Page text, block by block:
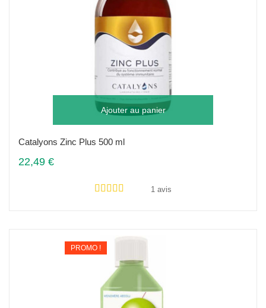
Ajouter au panier
Catalyons Zinc Plus 500 ml
22,49 €
1 avis
PROMO !